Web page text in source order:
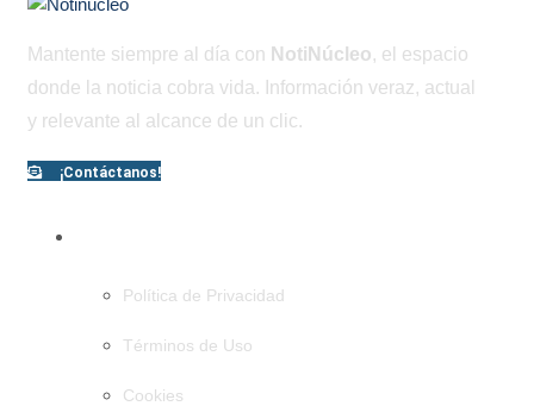
Mantente siempre al día con NotiNúcleo, el espacio
donde la noticia cobra vida. Información veraz, actual
y relevante al alcance de un clic.
¡Contáctanos!
Política de Privacidad
Términos de Uso
Cookies